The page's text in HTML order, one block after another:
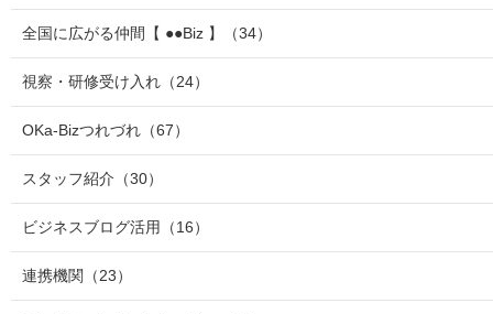
全国に広がる仲間【 ●●Biz 】 （34）
視察・研修受け入れ （24）
OKa-Bizつれづれ （67）
スタッフ紹介 （30）
ビジネスブログ活用 （16）
連携機関 （23）